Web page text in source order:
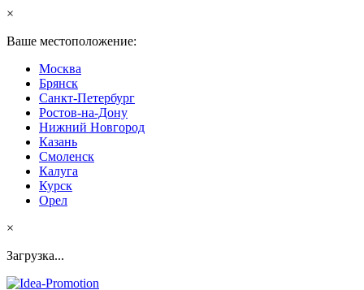
×
Ваше местоположение:
Москва
Брянск
Санкт-Петербург
Ростов-на-Дону
Нижний Новгород
Казань
Смоленск
Калуга
Курск
Орел
×
Загрузка...